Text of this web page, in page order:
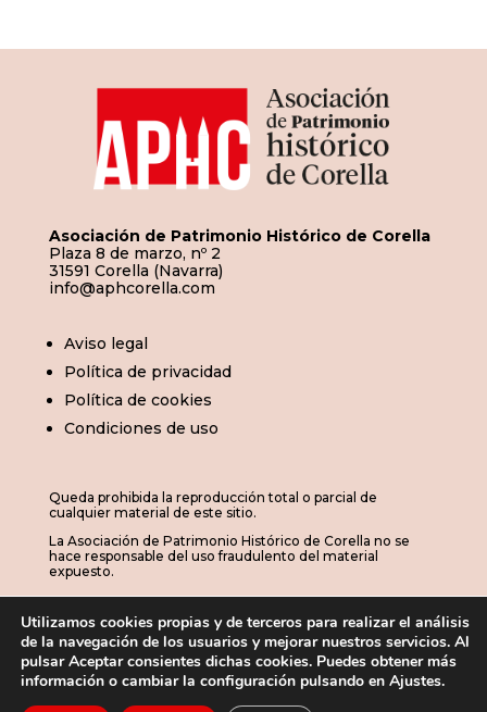
Asociación de Patrimonio Histórico de Corella
Plaza 8 de marzo, nº 2
31591 Corella (Navarra)
info@aphcorella.com
Aviso legal
Política de privacidad
Política de cookies
Condiciones de uso
Queda prohibida la reproducción total o parcial de
cualquier material de este sitio.
La Asociación de Patrimonio Histórico de Corella no se
hace responsable del uso fraudulento del material
expuesto.
© 2026 | APHC · Asociación de Patrimonio
Histórico de Corella
Utilizamos cookies propias y de terceros para realizar el análisis
de la navegación de los usuarios y mejorar nuestros servicios. Al
pulsar Aceptar consientes dichas cookies. Puedes obtener más
información o cambiar la configuración pulsando en Ajustes.